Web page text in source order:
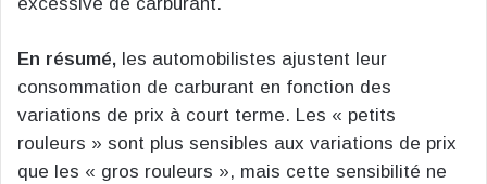
En résumé, les automobilistes ajustent leur
consommation de carburant en fonction des
variations de prix à court terme. Les « petits
rouleurs » sont plus sensibles aux variations de prix
que les « gros rouleurs », mais cette sensibilité ne